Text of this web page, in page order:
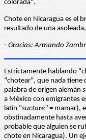
colorada".
Chote en Nicaragua es el
resultado de una
- Gracias: Armando
Estrictamente hablando
"chotear", que nada tiene
palabra de origen alemán
a México con emigrantes
latín "suctare" = mamar),
obstinadamente hasta
probable que alguien se
chote en Nicaragua). Un